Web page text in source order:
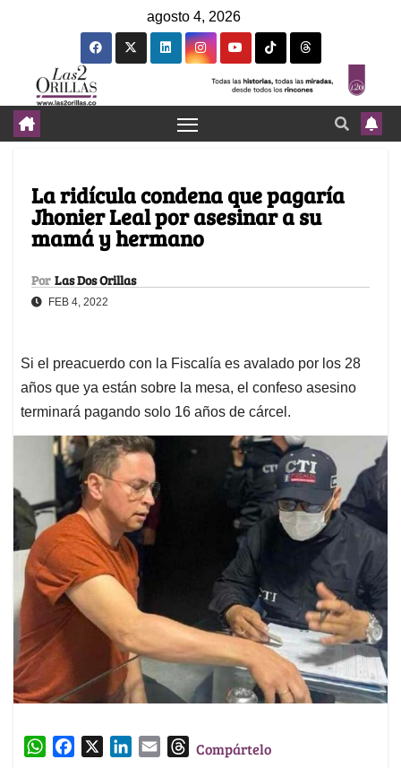
agosto 4, 2026
La ridícula condena que pagaría
Jhonier Leal por asesinar a su
mamá y hermano
Por Las Dos Orillas
FEB 4, 2022
Si el preacuerdo con la Fiscalía es avalado por los 28
años que ya están sobre la mesa, el confeso asesino
terminará pagando solo 16 años de cárcel.
W
TCompártelo